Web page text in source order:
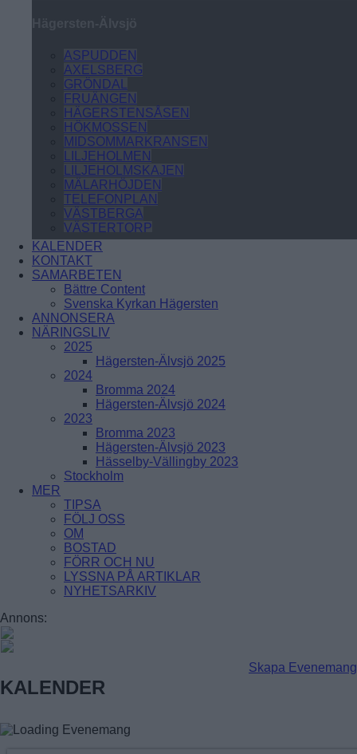
ASPUDDEN
AXELSBERG
GRÖNDAL
FRUÄNGEN
HÄGERSTENSÅSEN
HÖKMOSSEN
MIDSOMMARKRANSEN
LILJEHOLMEN
LILJEHOLMSKAJEN
MÄLARHÖJDEN
TELEFONPLAN
VÄSTBERGA
VÄSTERTORP
ÖRNSBERG
ÅRSTABERG
ÅRSTADAL
ÄLVSJÖ
SOLBERGA
Skärholmen
BREDÄNG
SKÄRHOLMEN
SÄTRA
VÅRBERG
Enskede-Årsta-Vantör
BANDHAGEN
ENSKEDEFÄLTET
ENSKEDE GÅRD
GAMLA ENSKEDE
HAGSÄTRA
HÖGDALEN
JOHANNESHOV
STUREBY
ÅRSTA
ÖRBY
ÖSTBERGA
Farsta
HÖKARÄNGEN
SVEDMYRA (DEL AV)
KALENDER
KONTAKT
SAMARBETEN
Bättre Content
Svenska Kyrkan Hägersten
ANNONSERA
NÄRINGSLIV
2025
Hägersten-Älvsjö 2025
2024
Bromma 2024
Hägersten-Älvsjö 2024
2023
Bromma 2023
Hägersten-Älvsjö 2023
Hässelby-Vällingby 2023
Stockholm
MER
TIPSA
FÖLJ OSS
OM
BOSTAD
FÖRR OCH NU
LYSSNA PÅ ARTIKLAR
NYHETSARKIV
Annons:
KALENDER
Skapa Evenemang